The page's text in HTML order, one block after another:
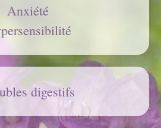
Anxiété
digestifs